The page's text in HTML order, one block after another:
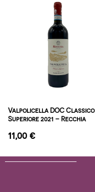
Valpolicella DOC Classico
Superiore 2021 – Recchia
11,00 €